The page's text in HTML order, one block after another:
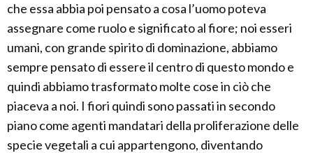
che essa abbia poi pensato a cosa l’uomo poteva
assegnare come ruolo e significato al fiore; noi esseri
umani, con grande spirito di dominazione, abbiamo
sempre pensato di essere il centro di questo mondo e
quindi abbiamo trasformato molte cose in ciò che
piaceva a noi. I fiori quindi sono passati in secondo
piano come agenti mandatari della proliferazione delle
specie vegetali a cui appartengono, diventando